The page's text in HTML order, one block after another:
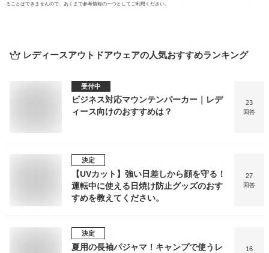
ることはできませんので、あくまで参考情報の一つとしてご利用ください。
レディースアウトドアウェアの人気おすすめランキング
受付中
ビジネス対応マウンテンパーカー｜レデ
ィース向けのおすすめは？
23
回答
決定
【UVカット】強い日差しから顔を守る！
運転中に使える日焼け防止グッズのおす
すめを教えてください。
27
回答
決定
夏用の長袖パジャマ！キャンプで使うレ
16